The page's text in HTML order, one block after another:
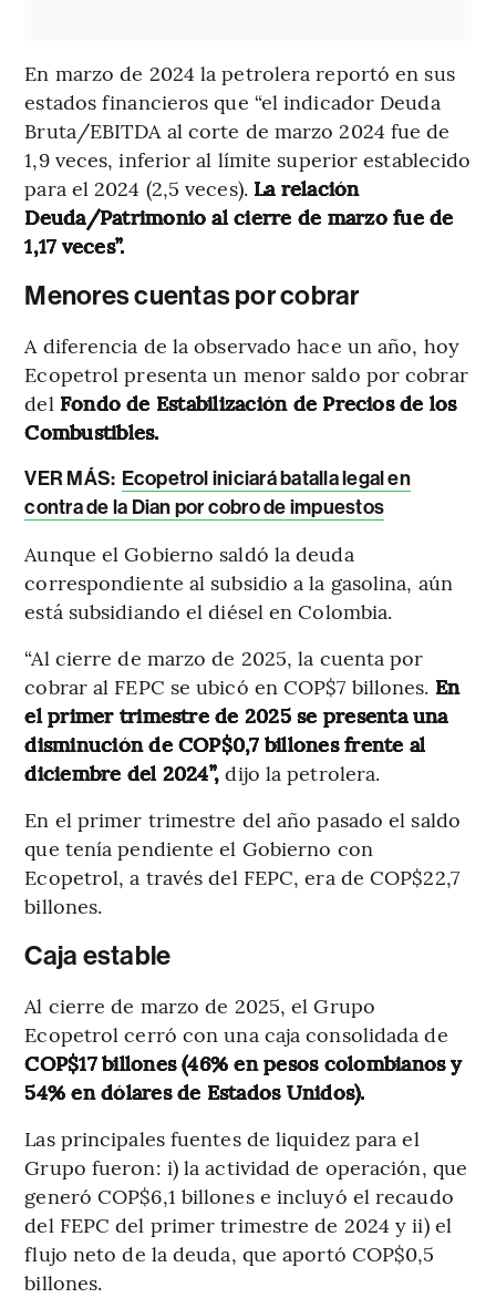
En marzo de 2024 la petrolera reportó en sus
estados financieros que “el indicador Deuda
Bruta/EBITDA al corte de marzo 2024 fue de
1,9 veces, inferior al límite superior establecido
para el 2024 (2,5 veces). La relación
Deuda/Patrimonio al cierre de marzo fue de
1,17 veces”.
Menores cuentas por cobrar
A diferencia de la observado hace un año, hoy
Ecopetrol presenta un menor saldo por cobrar
del Fondo de Estabilización de Precios de los
Combustibles.
VER MÁS: Ecopetrol iniciará batalla legal en
contra de la Dian por cobro de impuestos
Aunque el Gobierno saldó la deuda
correspondiente al subsidio a la gasolina, aún
está subsidiando el diésel en Colombia.
“Al cierre de marzo de 2025, la cuenta por
cobrar al FEPC se ubicó en COP$7 billones. En
el primer trimestre de 2025 se presenta una
disminución de COP$0,7 billones frente al
diciembre del 2024”,dijo la petrolera.
En el primer trimestre del año pasado el saldo
que tenía pendiente el Gobierno con
Ecopetrol, a través del FEPC, era de COP$22,7
billones.
Caja estable
Al cierre de marzo de 2025, el Grupo
Ecopetrol cerró con una caja consolidada de
COP$17 billones (46% en pesos colombianos y
54% en dólares de Estados Unidos).
Las principales fuentes de liquidez para el
Grupo fueron: i) la actividad de operación, que
generó COP$6,1 billones e incluyó el recaudo
del FEPC del primer trimestre de 2024 y ii) el
flujo neto de la deuda, que aportó COP$0,5
billones.